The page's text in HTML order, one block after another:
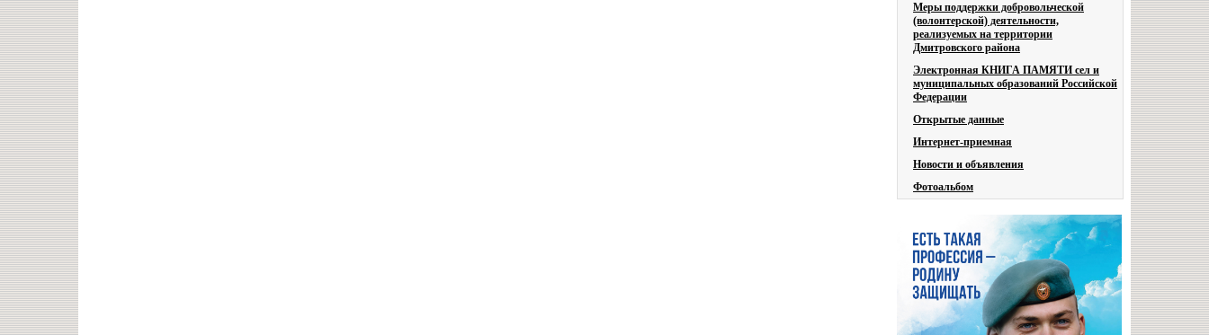
Меры поддержки добровольческой
(волонтерской) деятельности,
реализуемых на территории
Дмитровского района
Электронная КНИГА ПАМЯТИ сел и
муниципальных образований Российской
Федерации
Открытые данные
Интернет-приемная
Новости и объявления
Фотоальбом